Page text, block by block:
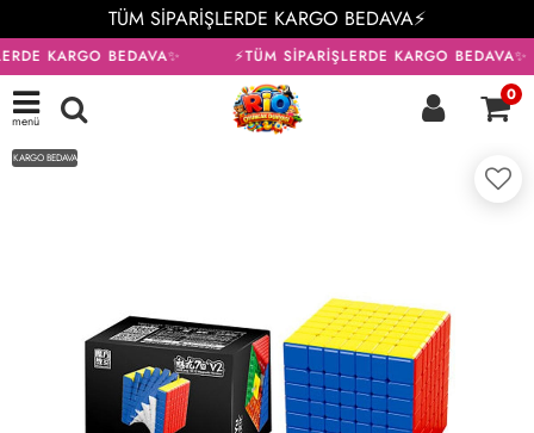
TÜM SİPARİŞLERDE KARGO BEDAVA⚡
KARGO BEDAVA✨ ⚡TÜM SİPARİŞLERDE KARGO BEDAVA✨
menü
0
KARGO BEDAVA